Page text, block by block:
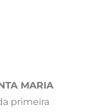
MARIA
primeira